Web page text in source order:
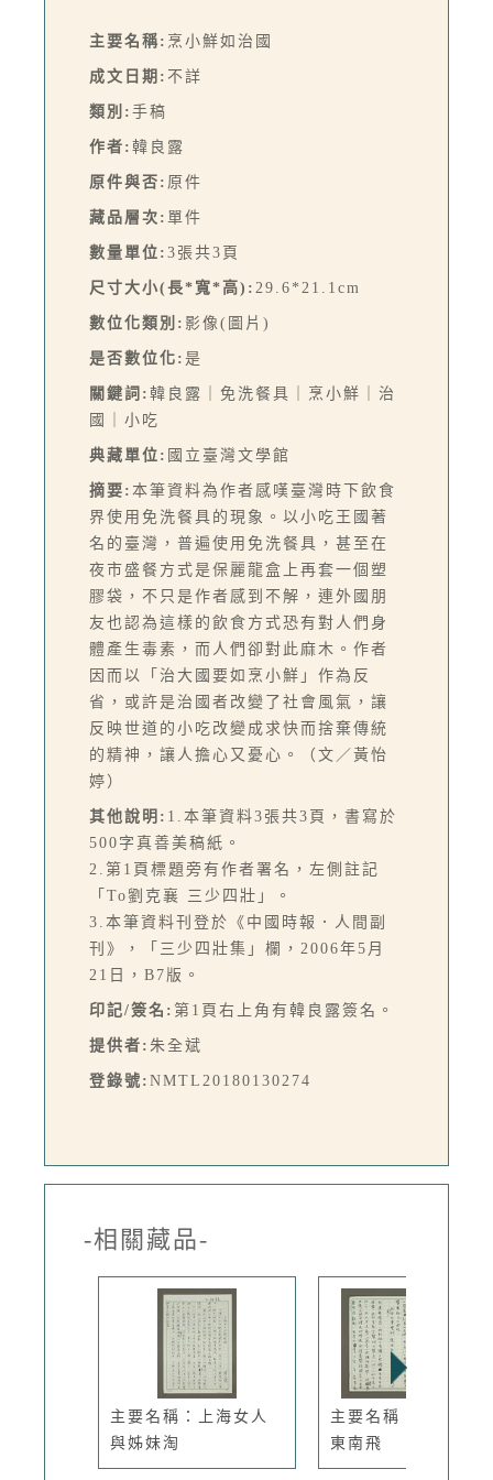
主要名稱: 烹小鮮如治國
成文日期: 不詳
類別: 手稿
作者: 韓良露
原件與否: 原件
藏品層次: 單件
數量單位: 3張共3頁
尺寸大小(長*寬*高): 29.6*21.1cm
數位化類別: 影像(圖片)
是否數位化: 是
關鍵詞: 韓良露｜免洗餐具｜烹小鮮｜治
國｜小吃
典藏單位: 國立臺灣文學館
摘要: 本筆資料為作者感嘆臺灣時下飲食
界使用免洗餐具的現象。以小吃王國著
名的臺灣，普遍使用免洗餐具，甚至在
夜市盛餐方式是保麗龍盒上再套一個塑
膠袋，不只是作者感到不解，連外國朋
友也認為這樣的飲食方式恐有對人們身
體產生毒素，而人們卻對此麻木。作者
因而以「治大國要如烹小鮮」作為反
省，或許是治國者改變了社會風氣，讓
反映世道的小吃改變成求快而捨棄傳統
的精神，讓人擔心又憂心。（文／黃怡
婷）
其他說明: 1.本筆資料3張共3頁，書寫於
500字真善美稿紙。
2.第1頁標題旁有作者署名，左側註記
「To劉克襄 三少四壯」。
3.本筆資料刊登於《中國時報．人間副
刊》，「三少四壯集」欄，2006年5月
21日，B7版。
印記/簽名: 第1頁右上角有韓良露簽名。
提供者: 朱全斌
登錄號: NMTL20180130274
-相關藏品-
主要名稱：上海女人
與姊妹淘
主要名稱：台北孔雀
東南飛